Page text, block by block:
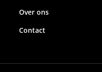
Over ons
Contact